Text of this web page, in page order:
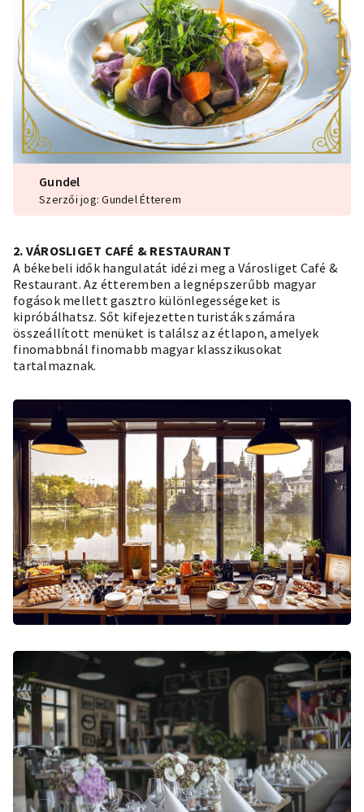
Gundel
Szerzői jog: Gundel Étterem
2. VÁROSLIGET CAFÉ & RESTAURANT
A békebeli idők hangulatát idézi meg a Városliget Café &
Restaurant. Az étteremben a legnépszerűbb magyar
fogások mellett gasztro különlegességeket is
kipróbálhatsz. Sőt kifejezetten turisták számára
összeállított menüket is találsz az étlapon, amelyek
finomabbnál finomabb magyar klasszikusokat
tartalmaznak.